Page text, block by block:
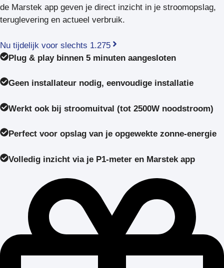
de Marstek app geven je direct inzicht in je stroomopslag,
teruglevering en actueel verbruik.
Nu tijdelijk voor slechts 1.275
Plug & play binnen 5 minuten aangesloten
Geen installateur nodig, eenvoudige installatie
Werkt ook bij stroomuitval (tot 2500W noodstroom)
Perfect voor opslag van je opgewekte zonne-energie
Volledig inzicht via je P1-meter en Marstek app